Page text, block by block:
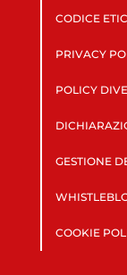
CODICE
PRIVACY
POLICY
GESTIONE
COOKIE